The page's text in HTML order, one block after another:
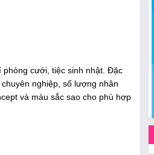
phòng cưới, tiệc sinh nhật. Đặc
nghiệp, số lượng nhân
và màu sắc sao cho phù hợp